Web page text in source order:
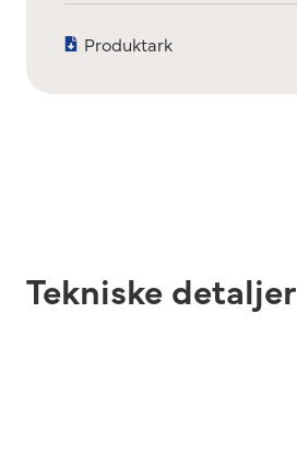
Produktark
Tekniske detaljer